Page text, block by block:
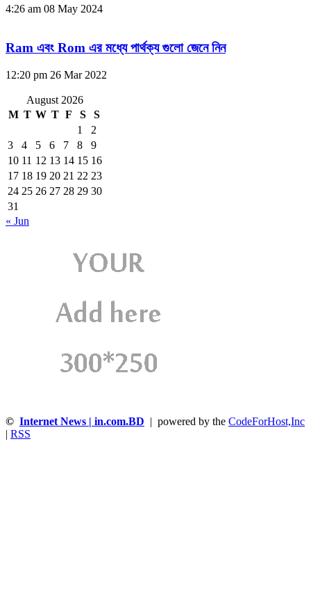
4:26 am 08 May 2024
Ram এবং Rom এর মধ্যে পার্থক্য গুলো জেনে নিন
12:20 pm 26 Mar 2022
August 2026
M T W T F S
S
1
2
3
4 5 6 7 8
9
10 11 12 13 14 15 16
17 18 19 20 21 22 23
24 25 26 27 28 29 30
31
« Jun
© Internet News | in.com.BD | powered by the CodeForHost,Inc
| RSS